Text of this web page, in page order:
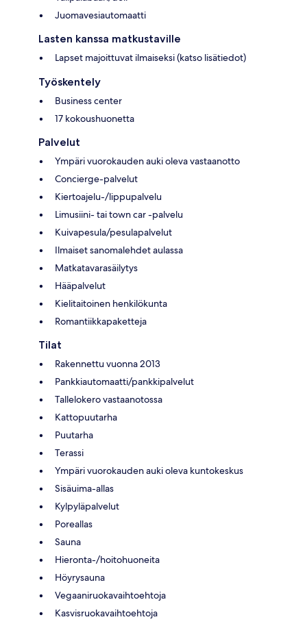
Juomavesiautomaatti
Lasten kanssa matkustaville
Lapset majoittuvat ilmaiseksi (katso lisätiedot)
Työskentely
Business center
17 kokoushuonetta
Palvelut
Ympäri vuorokauden auki oleva vastaanotto
Concierge-palvelut
Kiertoajelu-/lippupalvelu
Limusiini- tai town car -palvelu
Kuivapesula/pesulapalvelut
Ilmaiset sanomalehdet aulassa
Matkatavarasäilytys
Hääpalvelut
Kielitaitoinen henkilökunta
Romantiikkapaketteja
Tilat
Rakennettu vuonna 2013
Pankkiautomaatti/pankkipalvelut
Tallelokero vastaanotossa
Kattopuutarha
Puutarha
Terassi
Ympäri vuorokauden auki oleva kuntokeskus
Sisäuima-allas
Kylpyläpalvelut
Poreallas
Sauna
Hieronta-/hoitohuoneita
Höyrysauna
Vegaaniruokavaihtoehtoja
Kasvisruokavaihtoehtoja